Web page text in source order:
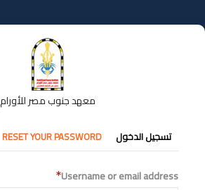
إلى
المحتوى
معهد جنوب مصر للأورام
التبويبات
الأساسية
تسجيل الدخول RESET YOUR PASSWORD
Username or email address